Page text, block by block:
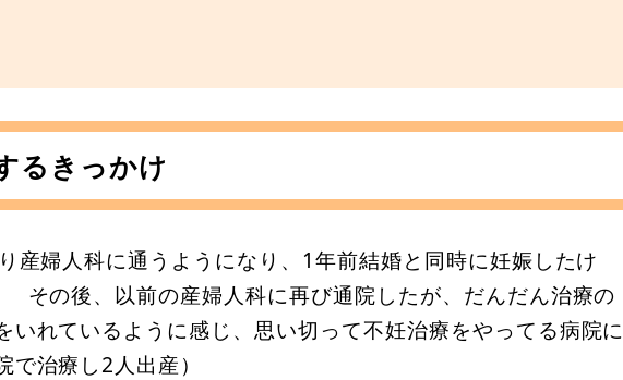
るきっかけ
産婦人科に通うようになり、1年前結婚と同時に妊娠したけ
その後、以前の産婦人科に再び通院したが、だんだん治療の
いれているように感じ、思い切って不妊治療をやってる病院に
治療し2人出産）